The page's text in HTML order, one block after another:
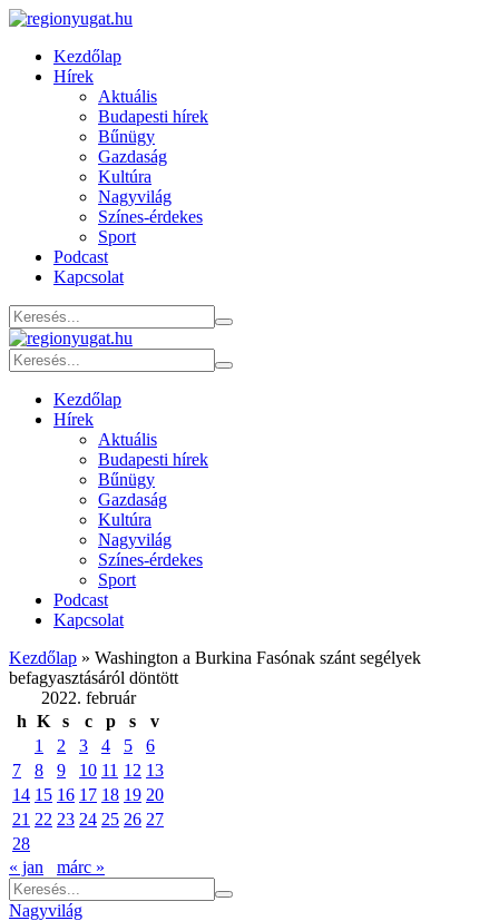
Kezdőlap
Hírek
Aktuális
Budapesti hírek
Bűnügy
Gazdaság
Kultúra
Nagyvilág
Színes-érdekes
Sport
Podcast
Kapcsolat
Kezdőlap
Hírek
Aktuális
Budapesti hírek
Bűnügy
Gazdaság
Kultúra
Nagyvilág
Színes-érdekes
Sport
Podcast
Kapcsolat
Kezdőlap » Washington a Burkina Fasónak szánt segélyek
befagyasztásáról döntött
2022. február
h K s c p s
v
1
2 3 4 5
6
7
8 9 10 11 12 13
14 15 16 17 18 19 20
21 22 23 24 25 26 27
28
« jan
márc »
Nagyvilág